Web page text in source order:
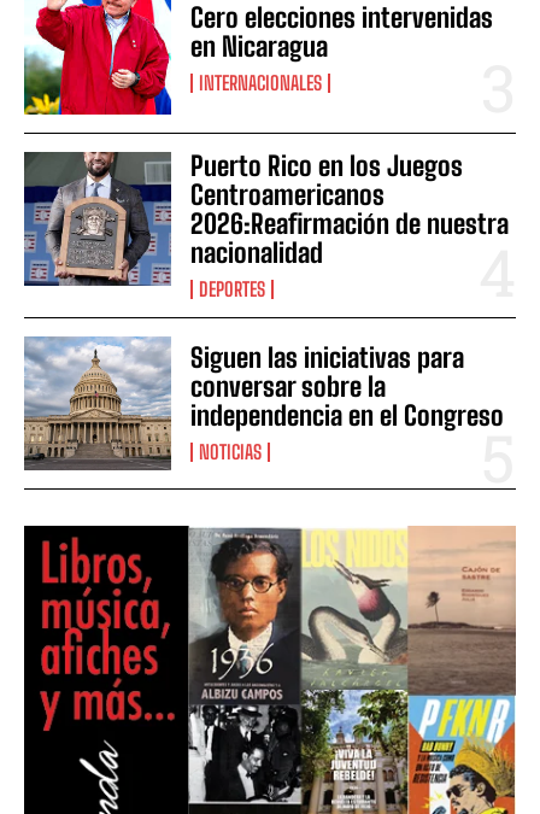
Cero elecciones intervenidas
en Nicaragua
INTERNACIONALES
Puerto Rico en los Juegos
Centroamericanos
2026:Reafirmación de nuestra
nacionalidad
DEPORTES
Siguen las iniciativas para
conversar sobre la
independencia en el Congreso
NOTICIAS